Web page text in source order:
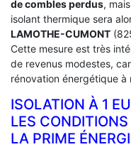
de combles perdus,
isolant thermique sera
LAMOTHE-CUMONT
Cette mesure est très
de revenus modestes,
rénovation énergétique à
ISOLATION À 1
LES
LA PRIME